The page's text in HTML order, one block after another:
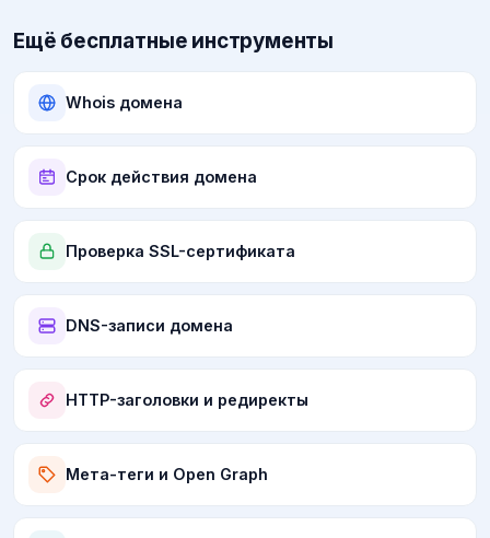
Ещё бесплатные инструменты
Whois домена
Срок действия домена
Проверка SSL-сертификата
DNS-записи домена
HTTP-заголовки и редиректы
Мета-теги и Open Graph